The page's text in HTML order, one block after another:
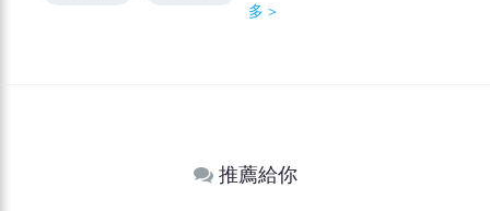
多＞
推薦給你